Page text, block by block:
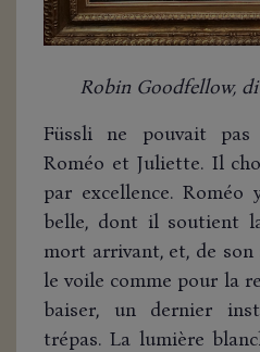
Robin Goodfellow,
Füssli ne pouvait
Roméo et Juliette. Il
par excellence. Roméo
belle, dont il soutient
mort arrivant, et, de
le voile comme pour la
baiser, un dernier
trépas. La lumière